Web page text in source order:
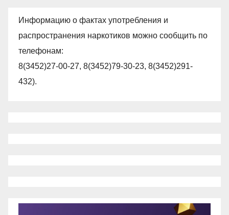
Информацию о фактах употребления и
распространения наркотиков можно сообщить по
телефонам:
8(3452)27-00-27, 8(3452)79-30-23, 8(3452)291-
432).